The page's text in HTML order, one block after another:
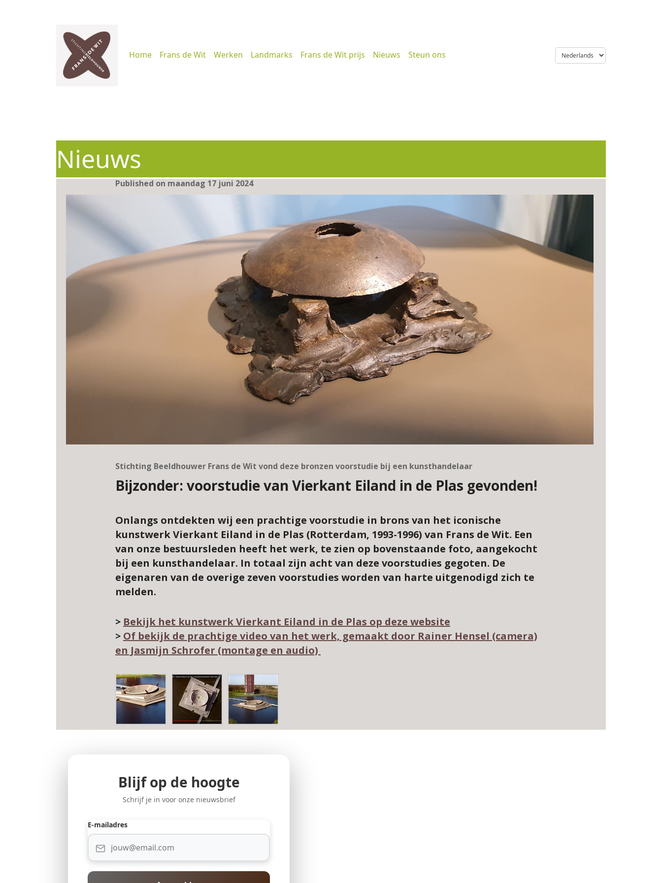
Home Frans de Wit Werken Landmarks Frans de Wit prijs Nieuws Steun ons language
Nieuws
Published on maandag 17 juni 2024
Stichting Beeldhouwer Frans de Wit vond deze bronzen voorstudie bij een kunsthandelaar
Bijzonder: voorstudie van Vierkant Eiland in de Plas gevonden!
Onlangs ontdekten wij een prachtige voorstudie in brons van het iconische
kunstwerk Vierkant Eiland in de Plas (Rotterdam, 1993-1996) van Frans de Wit. Een
van onze bestuursleden heeft het werk, te zien op bovenstaande foto, aangekocht
bij een kunsthandelaar. In totaal zijn acht van deze voorstudies gegoten. De
eigenaren van de overige zeven voorstudies worden van harte uitgenodigd zich te
melden.
> Bekijk het kunstwerk Vierkant Eiland in de Plas op deze website
> Of bekijk de prachtige video van het werk, gemaakt door Rainer Hensel (camera)
en Jasmijn Schrofer (montage en audio)
Blijf op de hoogte
Schrijf je in voor onze nieuwsbrief
E-mailadres